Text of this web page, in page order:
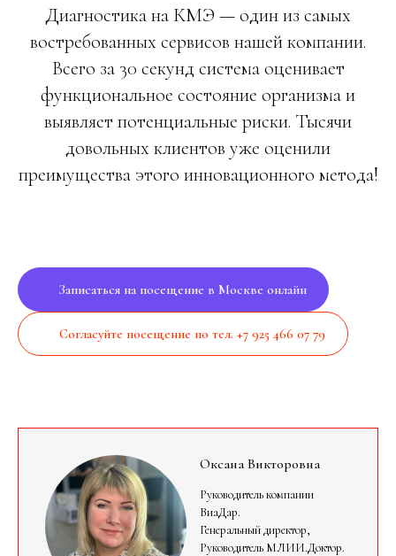
Диагностика на КМЭ — один из самых
востребованных сервисов нашей компании.
Всего за 30 секунд система оценивает
функциональное состояние организма и
выявляет потенциальные риски. Тысячи
довольных клиентов уже оценили
преимущества этого инновационного метода!
Записаться на посещение в Москве онлайн
Согласуйте посещение по тел. +7 925 466 07 79
Оксана Викторовна
Руководитель компании
ВиаДар.
Генеральный директор,
Руководитель МЛИИ.Доктор.